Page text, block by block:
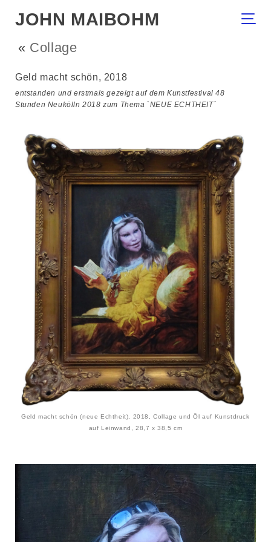
JOHN MAIBOHM
« Collage
Geld macht schön, 2018
entstanden und erstmals gezeigt auf dem Kunstfestival 48
Stunden Neukölln 2018 zum Thema `NEUE ECHTHEIT´
Geld macht schön (neue Echtheit), 2018, Collage und Öl auf Kunstdruck
auf Leinwand, 28,7 x 38,5 cm